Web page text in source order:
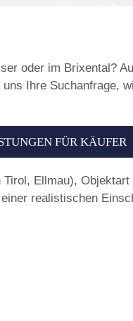
oder im Brixental?
Ihre Suchanfrage,
FÜR KÄUFER
Ellmau),
realistischen